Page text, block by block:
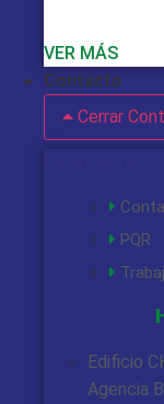
VER MÁS
Contacto
Cerrar
PQR
Edificio
Agencia